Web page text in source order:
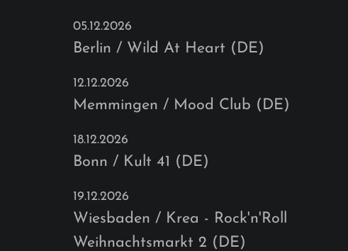
05.12.2026
Berlin / Wild At Heart (DE)
12.12.2026
Memmingen / Mood Club (DE)
18.12.2026
Bonn / Kult 41 (DE)
19.12.2026
Wiesbaden / Krea - Rock'n'Roll
Weihnachtsmarkt 2 (DE)